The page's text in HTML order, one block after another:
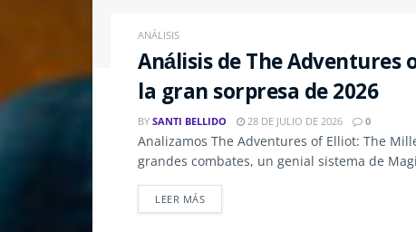
ANÁLISIS
Análisis de The Adventures
la gran sorpresa de 2026
BY SANTI BELLIDO 28 DE JULIO DE 2026 0
Analizamos The Adventures of Elliot: The
grandes combates, un genial sistema de
LEER MÁS